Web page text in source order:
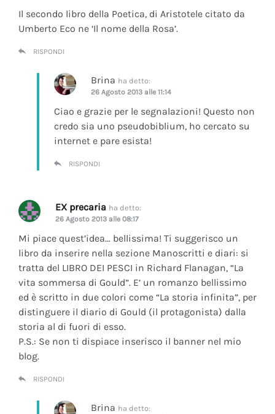
Il secondo libro della Poetica, di Aristotele citato da
Umberto Eco ne ‘Il nome della Rosa’.
RISPONDI
Brina ha detto:
26 Agosto 2013 alle 11:14
Ciao e grazie per le segnalazioni! Questo non
credo sia uno pseudobiblium, ho cercato su
internet e pare esista!
RISPONDI
EX precaria ha detto:
26 Agosto 2013 alle 08:17
Mi piace quest’idea… bellissima! Ti suggerisco un
libro da inserire nella sezione Manoscritti e diari: si
tratta del LIBRO DEI PESCI in Richard Flanagan, “La
vita sommersa di Gould”. E’ un romanzo bellissimo
ed è scritto in due colori come “La storia infinita”, per
distinguere il diario di Gould (il protagonista) dalla
storia al di fuori di esso.
P.S.: Se non ti dispiace inserisco il banner nel mio
blog.
RISPONDI
Brina ha detto: